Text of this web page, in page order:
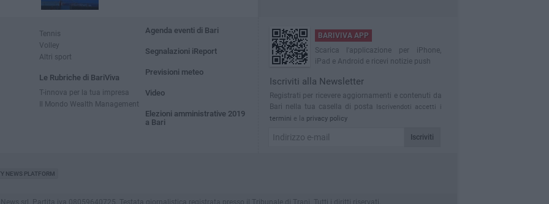
Tennis
Volley
Altri sport
Le Rubriche di BariViva
T-innova per la tua impresa
Il Mondo Wealth Management
Agenda eventi di Bari
Segnalazioni iReport
Previsioni meteo
Video
Elezioni amministrative 2019
a Bari
BARIVIVA APP
Scarica l'applicazione per iPhone,
iPad e Android e ricevi notizie push
Iscriviti alla Newsletter
Registrati per ricevere aggiornamenti e contenuti da
Bari nella tua casella di posta
Iscrivendoti accetti i
termini e la privacy policy
Iscriviti
NEWS PLATFORM
srl. Partita iva 08059640725. Testata giornalistica registrata presso il Tribunale di Trani. Tutti i diritti riservati.